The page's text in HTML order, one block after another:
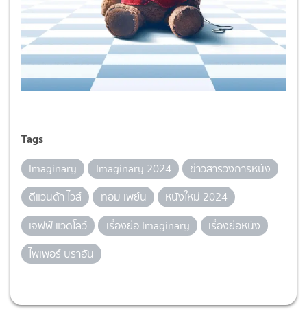
Tags
Imaginary Imaginary 2024
ข่าวสารวงการหนัง
ดีแวนด้า ไวส์
ทอม เพย์น
หนังใหม่ 2024
เจฟฟ์ แวดโลว์
เรื่องย่อ Imaginary
เรื่องย่อหนัง
ไพเพอร์ บราอัน